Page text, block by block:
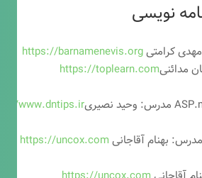
نویسی
https://barnamenevis.org
https://toplearn.com
www.dntips.ir
https://uncox.com